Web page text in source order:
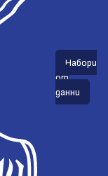
Набори
от
данни